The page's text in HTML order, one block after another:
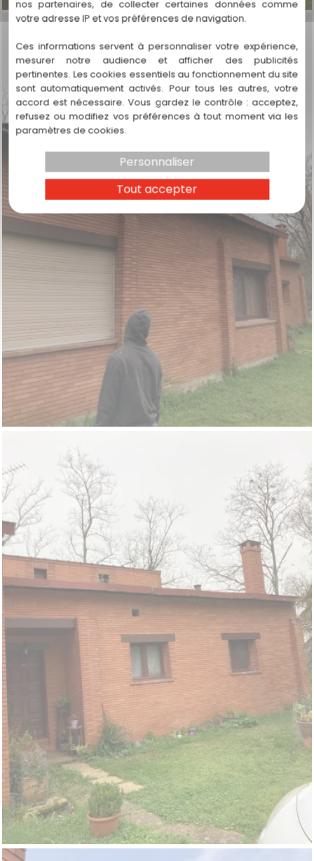
nos partenaires, de collecter certaines données comme
votre adresse IP et vos préférences de navigation.
Ces informations servent à personnaliser votre expérience,
mesurer notre audience et afficher des publicités
pertinentes. Les cookies essentiels au fonctionnement du site
sont automatiquement activés. Pour tous les autres, votre
accord est nécessaire. Vous gardez le contrôle : acceptez,
refusez ou modifiez vos préférences à tout moment via les
paramètres de cookies.
Tout accepter
Personnaliser